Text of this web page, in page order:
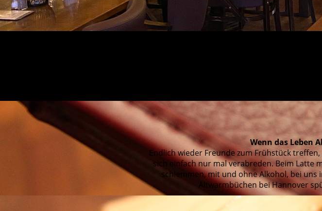
Wenn das Leben
Endlich wieder Freunde zum Frühstück
sich einfach nur mal verabreden. Beim Latte
schlemmen, mit und ohne Alkohol, bei uns
Altwarmbüchen bei Hannover